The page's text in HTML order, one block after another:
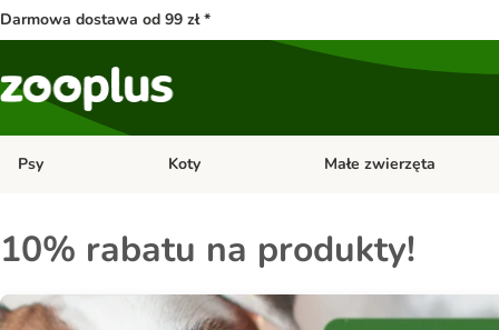
Darmowa dostawa od 99 zł *
Psy Otwórz menu kategorii: Psy
Koty Otwórz menu kategorii:
Małe zwierzęta
10% rabatu na produkty!